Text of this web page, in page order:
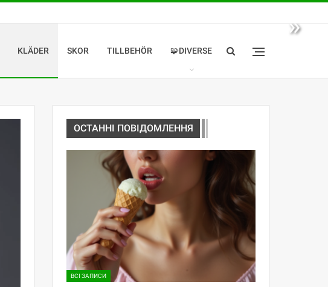
»
KLÄDER SKOR TILLBEHÖR 🧩DIVERSE
ОСТАННІ ПОВІДОМЛЕННЯ
ВСІ ЗАПИСИ